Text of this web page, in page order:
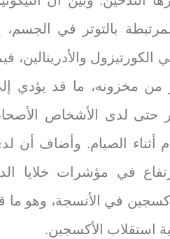
بالتوتر في الجسم،
والأدرينالين،
من مخزونه، ما قد يؤدي
لدى الأشخاص
أثناء الصيام. وأضاف أن
في مؤشرات خلايا
في الأنسجة، وهو ما
استقلاب الأكسجين.